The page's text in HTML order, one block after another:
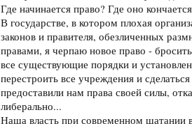
Где начинается право? Где оно
В государстве, в котором плохая
законов и правителя, обезличенных
правами, я черпаю новое право -
все существующие порядки и
перестроить все учреждения и
предоставили нам права своей силы,
либерально...
Наша власть при современном шатании